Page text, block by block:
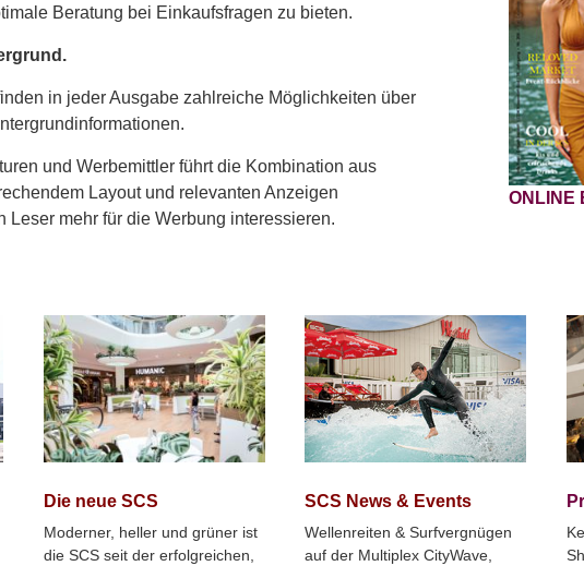
Beratung bei Einkaufsfragen zu bieten.
in jeder Ausgabe zahlreiche Möglichkeiten über
und Werbemittler führt die Kombination aus
Layout und relevanten Anzeigen
Leser mehr für die Werbung interessieren.
ONLINE
Die neue SCS
Moderner, heller und grüner ist
die SCS seit der erfolgreichen,
SCS News & Events
Wellenreiten & Surfvergnügen
auf der Multiplex CityWave,